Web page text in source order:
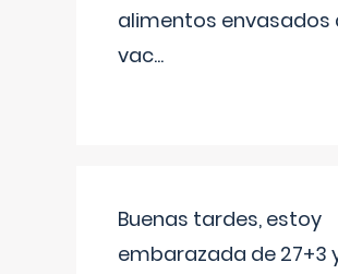
alimentos envasados
vac...
Buenas tardes, estoy
embarazada de 27+3